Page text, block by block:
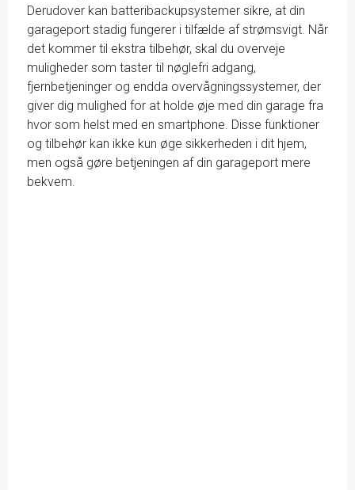
Derudover kan batteribackupsystemer sikre, at din
garageport stadig fungerer i tilfælde af strømsvigt. Når
det kommer til ekstra tilbehør, skal du overveje
muligheder som taster til nøglefri adgang,
fjernbetjeninger og endda overvågningssystemer, der
giver dig mulighed for at holde øje med din garage fra
hvor som helst med en smartphone. Disse funktioner
og tilbehør kan ikke kun øge sikkerheden i dit hjem,
men også gøre betjeningen af din garageport mere
bekvem.